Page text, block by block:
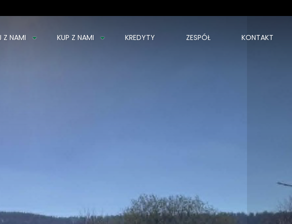
Z NAMI KUP Z NAMI KREDYTY ZESPÓŁ KONTAKT